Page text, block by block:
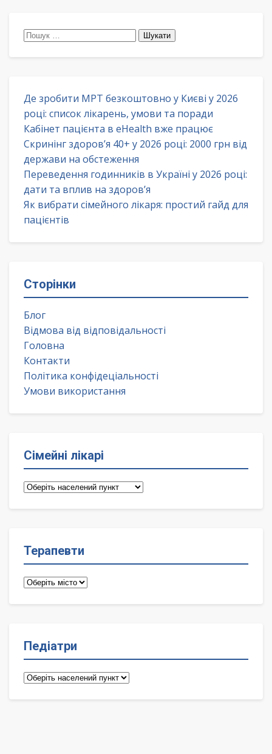
Пошук:
Де зробити МРТ безкоштовно у Києві у 2026
році: список лікарень, умови та поради
Кабінет пацієнта в eHealth вже працює
Скринінг здоров’я 40+ у 2026 році: 2000 грн від
держави на обстеження
Переведення годинників в Україні у 2026 році:
дати та вплив на здоров’я
Як вибрати сімейного лікаря: простий гайд для
пацієнтів
Сторінки
Блог
Відмова від відповідальності
Головна
Контакти
Політика конфідеціальності
Умови використання
Сімейні лікарі
Сімейні
Терапевти
Терапевти
Педіатри
Педіатри